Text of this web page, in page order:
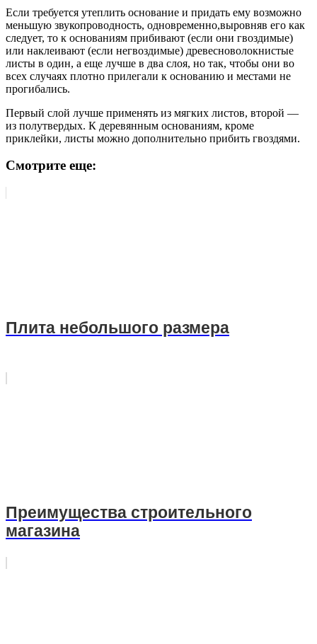
Если требуется утеплить основание и придать ему возможно
меньшую звукопроводность, одновременно,выровняв его как
следует, то к основаниям прибивают (если они гвоздимые)
или наклеивают (если негвоздимые) древесноволокнистые
листы в один, а еще лучше в два слоя, но так, чтобы они во
всех случаях плотно прилегали к основанию и местами не
прогибались.
Первый слой лучше применять из мягких листов, второй —
из полутвердых. К деревянным основаниям, кроме
приклейки, листы можно дополнительно прибить гвоздями.
Смотрите еще:
Плита небольшого размера
Преимущества строительного
магазина